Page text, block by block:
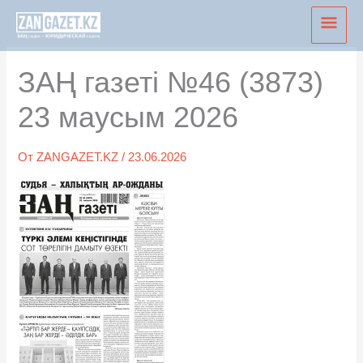
Перейти
содержимому
ЗАҢ газеті №46 (3873)
23 маусым 2026
ОтZANGAZET.KZ/23.06.2026